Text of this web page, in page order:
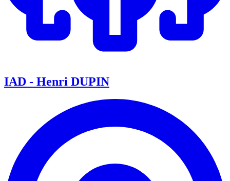
IAD - Henri DUPIN